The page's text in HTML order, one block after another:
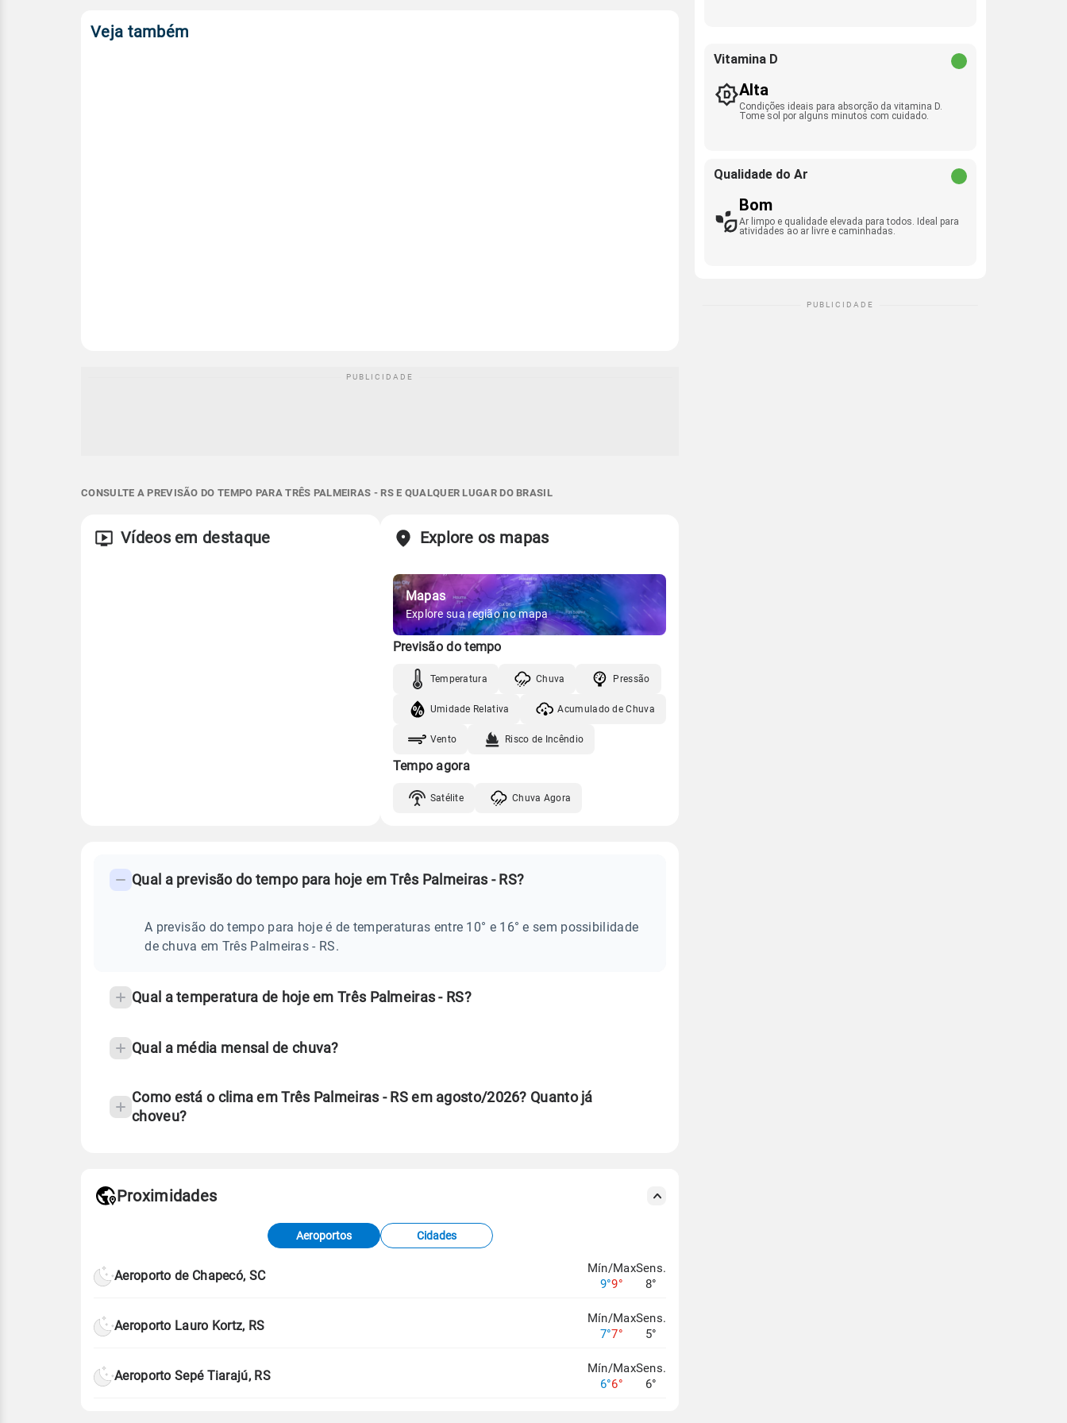
Veja também
CONSULTE A PREVISÃO DO TEMPO PARA TRÊS PALMEIRAS - RS E QUALQUER LUGAR DO BRASIL
Vídeos em destaque Explore os mapas
Mapas
Explore sua região no mapa
Previsão do tempo
Temperatura Chuva Pressão
Umidade Relativa Acumulado de Chuva
Vento Risco de Incêndio
Tempo agora
Satélite Chuva Agora
PREVISÃO
frequentes
temperatura
Qual a previsão do tempo para hoje em Três Palmeiras - RS?
A previsão do tempo para hoje é de temperaturas entre 10° e 16° e sem possibilidade
de chuva em Três Palmeiras - RS.
Qual a temperatura de hoje em Três Palmeiras - RS?
Qual a média mensal de chuva?
Como está o clima em Três Palmeiras - RS em agosto/2026? Quanto já
choveu?
de Tempo e Estudos Climáticos (CPTEC).
Proximidades
Aeroportos Cidades
Aeroporto de Chapecó, SC
Mín/Max
9°9°
Sens.
8°
Aeroporto Lauro Kortz, RS
Mín/Max
7°7°
Sens.
5°
Aeroporto Sepé Tiarajú, RS
Mín/Max
6°6°
Sens.
6°
Vitamina D
Alta
Condições ideais para absorção da vitamina D.
Tome sol por alguns minutos com cuidado.
Qualidade do Ar
Bom
Ar limpo e qualidade elevada para todos. Ideal para
atividades ao ar livre e caminhadas.